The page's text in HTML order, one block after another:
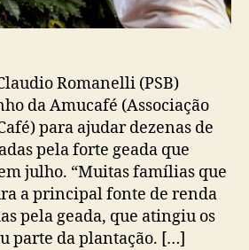
Romanelli (PSB)
da Amucafé (Associação
para ajudar dezenas de
pela forte geada que
julho. “Muitas famílias que
a principal fonte de renda
pela geada, que atingiu os
parte da plantação. […]